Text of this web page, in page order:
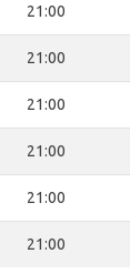
21:00
21:00
21:00
21:00
21:00
21:00